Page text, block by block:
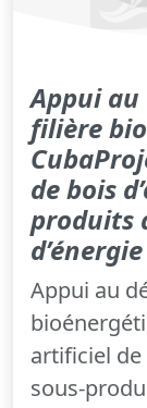
Appui
filière
de bois
produits
Appui au
artificiel
sous-